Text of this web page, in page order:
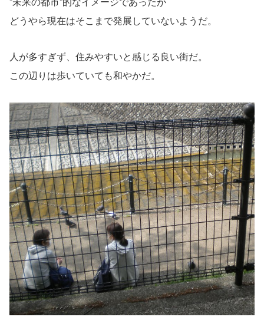
”未来の都市”的なイメージであったが
どうやら現在はそこまで発展していないようだ。
人が多すぎず、住みやすいと感じる良い街だ。
この辺りは歩いていても和やかだ。